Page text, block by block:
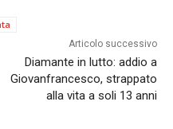
Articolo successivo
Diamante in lutto: addio a
Giovanfrancesco, strappato
alla vita a soli 13 anni